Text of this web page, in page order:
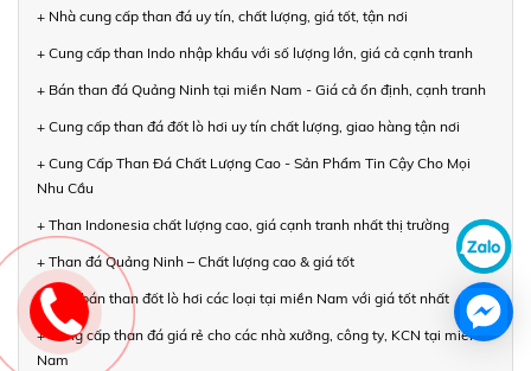
+ Nhà cung cấp than đá uy tín, chất lượng, giá tốt, tận nơi
+ Cung cấp than Indo nhập khẩu với số lượng lớn, giá cả cạnh tranh
+ Bán than đá Quảng Ninh tại miền Nam - Giá cả ổn định, cạnh tranh
+ Cung cấp than đá đốt lò hơi uy tín chất lượng, giao hàng tận nơi
+ Cung Cấp Than Đá Chất Lượng Cao - Sản Phẩm Tin Cậy Cho Mọi
Nhu Cầu
+ Than Indonesia chất lượng cao, giá cạnh tranh nhất thị trường
+ Than đá Quảng Ninh – Chất lượng cao & giá tốt
+ Mua bán than đốt lò hơi các loại tại miền Nam với giá tốt nhất
+ Cung cấp than đá giá rẻ cho các nhà xưởng, công ty, KCN tại miền
Nam